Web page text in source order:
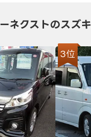
ネクストのスズ
3位